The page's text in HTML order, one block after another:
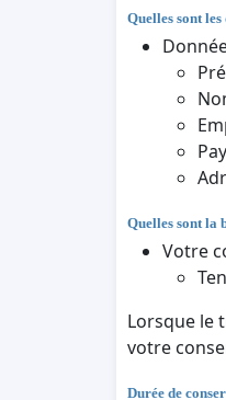
Quelles sont
Quelles sont la
Votre
Lorsque le
votre
Durée de